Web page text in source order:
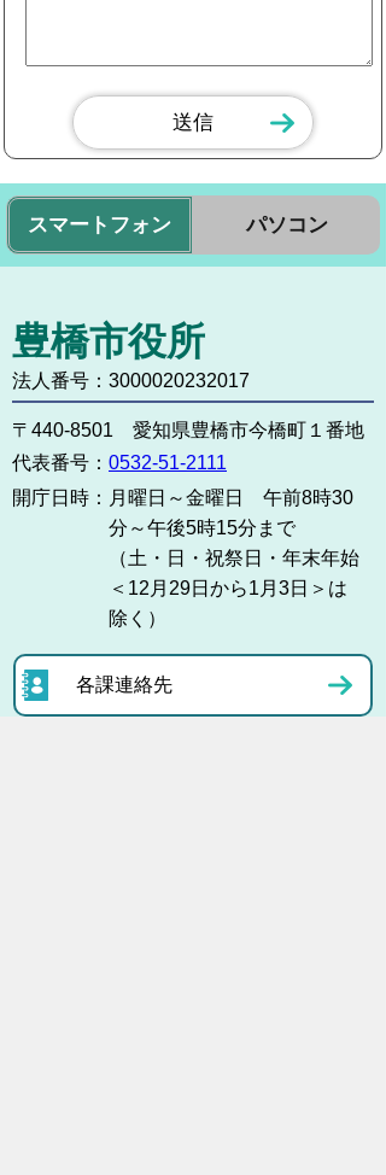
スマートフォン パソコン
豊橋市役所
法人番号：3000020232017
〒440-8501 愛知県豊橋市今橋町１番地
代表番号： 0532-51-2111
開庁日時： 月曜日～金曜日 午前8時30
分～午後5時15分まで
（土・日・祝祭日・年末年始
＜12月29日から1月3日＞は
除く）
各課連絡先